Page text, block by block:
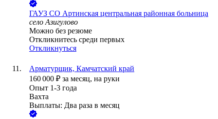
ГАУЗ СО Артинская центральная районная больница
село Азигулово
Можно без резюме
Откликнитесь среди первых
Откликнуться
Арматурщик, Камчатский край
160 000 ₽ за месяц, на руки
Опыт 1-3 года
Вахта
Выплаты: Два раза в месяц